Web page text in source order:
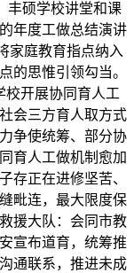
丰硕学校讲堂和课
年度工做总结演讲
家庭教育指点纳入
的思惟引领勾当。
校开展协同育人工
会三方育人取方式
争使统筹、部分协
育人工做机制愈加
存正在进修坚苦、
毗连，最大限度保
援大队：会同市教
宣布道育，统筹推
通联系，推进未成